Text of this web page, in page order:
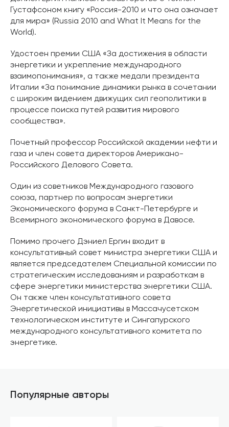
Густафсоном книгу «Россия-2010 и что она означает
для мира» (Russia 2010 and What It Means for the
World).
Удостоен премии США «За достижения в области
энергетики и укрепление международного
взаимопонимания», а также медали президента
Италии «За понимание динамики рынка в сочетании
с широким видением движущих сил геополитики в
процессе поиска путей развития мирового
сообщества».
Почетный профессор Российской академии нефти и
газа и член совета директоров Американо-
Российского Делового Совета.
Один из советников Международного газового
союза, партнер по вопросам энергетики
Экономического форума в Санкт-Петербурге и
Всемирного экономического форума в Давосе.
Помимо прочего Дэниел Ергин входит в
консультативный совет министра энергетики США и
является председателем Специальной комиссии по
стратегическим исследованиям и разработкам в
сфере энергетики министерства энергетики США.
Он также член консультативного совета
Энергетической инициативы в Массачусетском
технологическом институте и Сингапурского
международного консультативного комитета по
энергетике.
Популярные авторы